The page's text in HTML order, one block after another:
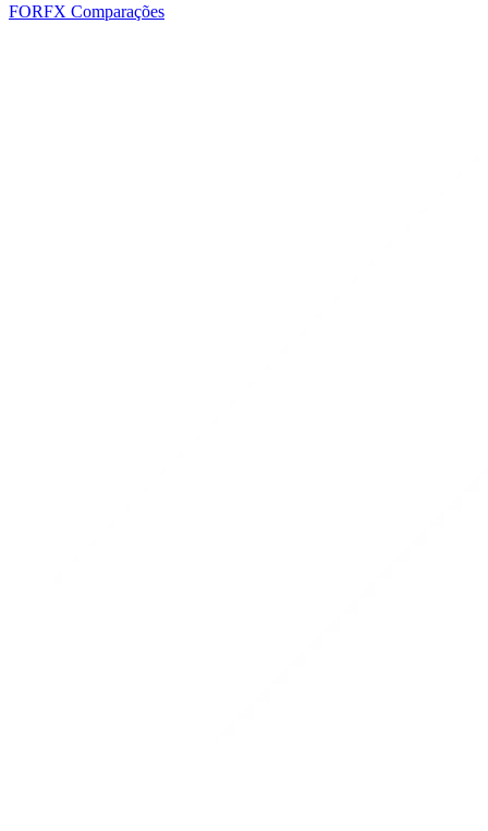
FORFX Comparações